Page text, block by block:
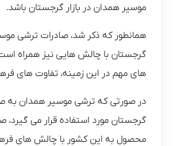
موسیر همدان در بازار گرجستان باشد.
همانطور که ذکر شد، صادرات ترشی
گرجستان با چالش هایی نیز همراه
های مهم در این زمینه، تفاوت های
در صورتی که ترشی موسیر همدان به
گرجستان مورد استفاده قرار می گیرد،
محصول به این کشور با چالش های